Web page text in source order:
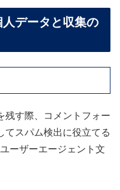
データと収集の
残す際、コメントフォー
てスパム検出に役立てる
ーザーエージェント文